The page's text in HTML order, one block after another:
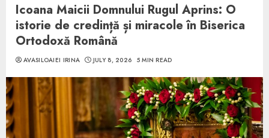
Icoana Maicii Domnului Rugul Aprins: O
istorie de credință și miracole în Biserica
Ortodoxă Română
AVASILOAIEI IRINA JULY 8, 2026 5 MIN READ